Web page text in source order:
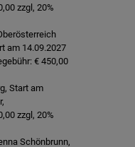
zzgl, 20%
am 14.09.2027
€ 450,00
Start am
zzgl, 20%
Schönbrunn,